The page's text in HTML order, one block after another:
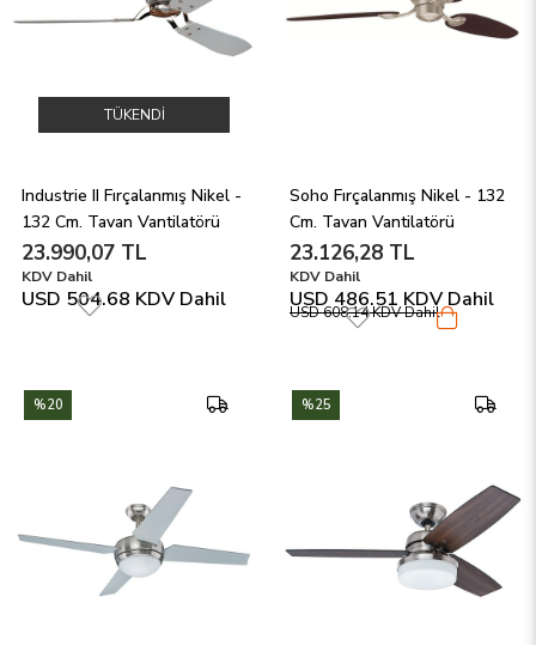
TÜKENDI
Industrie II Fırçalanmış Nikel -
132 Cm. Tavan Vantilatörü
23.990,07 TL
KDV Dahil
USD 504.68 KDV Dahil
Soho Fırçalanmış Nikel - 132
Cm. Tavan Vantilatörü
23.126,28 TL
KDV Dahil
USD 486.51 KDV Dahil
USD 608.14KDV Dahil
%20 %25